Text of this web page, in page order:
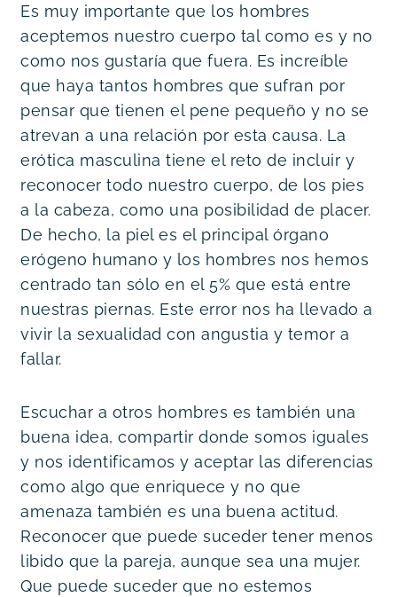
Es muy importante que los hombres
aceptemos nuestro cuerpo tal como es y no
como nos gustaría que fuera. Es increíble
que haya tantos hombres que sufran por
pensar que tienen el pene pequeño y no se
atrevan a una relación por esta causa. La
erótica masculina tiene el reto de incluir y
reconocer todo nuestro cuerpo, de los pies
a la cabeza, como una posibilidad de placer.
De hecho, la piel es el principal órgano
erógeno humano y los hombres nos hemos
centrado tan sólo en el 5% que está entre
nuestras piernas. Este error nos ha llevado a
vivir la sexualidad con angustia y temor a
fallar.
Escuchar a otros hombres es también una
buena idea, compartir donde somos iguales
y nos identificamos y aceptar las diferencias
como algo que enriquece y no que
amenaza también es una buena actitud.
Reconocer que puede suceder tener menos
libido que la pareja, aunque sea una mujer.
Que puede suceder que no estemos